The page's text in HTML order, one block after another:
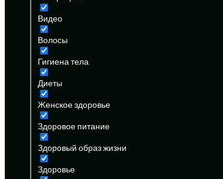
Видео
Волосы
Гигиена тела
Диеты
Женское здоровье
Здоровое питание
Здоровый образ жизни
Здоровье